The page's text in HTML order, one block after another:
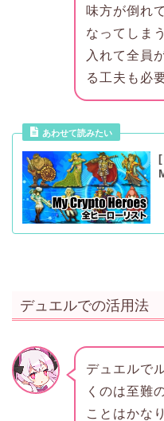
味方が倒れ
なってしま
入れて全員
る工夫も必
あわせて読みたい
デュエルでの活用法
デュエルで
くのは至難
ことはかな